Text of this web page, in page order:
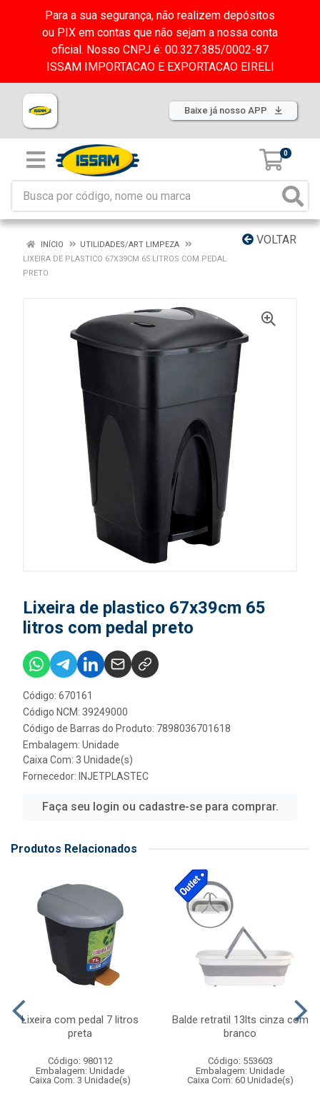
Para a sua segurança, não realizem depósitos
ou PIX em contas que não sejam a nossa conta
oficial. Nosso CNPJ é: 00.327.385/0002-87
ISSAM IMPORTACAO E EXPORTACAO EIRELI
Baixe já nosso APP
0
VOLTAR
INÍCIO
UTILIDADES/ART LIMPEZA
LIXEIRA DE PLASTICO 67X39CM 65 LITROS COM PEDAL
PRETO
Lixeira de plastico 67x39cm 65
litros com pedal preto
Código: 670161
Código NCM: 39249000
Código de Barras do Produto: 7898036701618
Embalagem: Unidade
Caixa Com: 3 Unidade(s)
Fornecedor: INJETPLASTEC
Faça seu login ou cadastre-se para comprar.
Produtos Relacionados
Lixeira com pedal 7 litros
preta
Código: 980112
Embalagem: Unidade
Caixa Com: 3 Unidade(s)
Balde retratil 13lts cinza com
branco
Código: 553603
Embalagem: Unidade
Caixa Com: 60 Unidade(s)